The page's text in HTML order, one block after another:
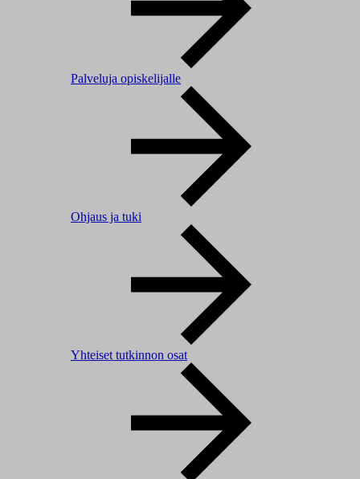
Palveluja opiskelijalle
Ohjaus ja tuki
Yhteiset tutkinnon osat